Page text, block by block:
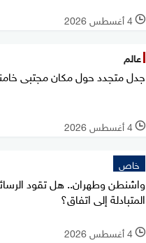
l 4 أغسطس 2026
عالم
جدل متجدد حول مكان مجتبى
l 4 أغسطس 2026
خاص
واشنطن وطهران.. هل تقود
المتبادلة إلى اتفاق؟
l 4 أغسطس 2026